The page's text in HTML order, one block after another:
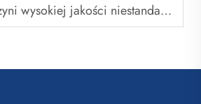
jakości niestandardową koszulkę piłkarską?